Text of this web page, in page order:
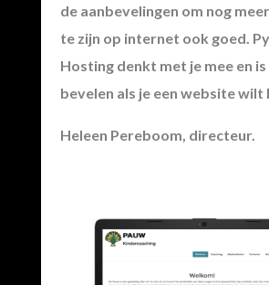
de aanbevelingen om nog
te zijn op internet ook goed.
Hosting denkt met je mee en
bevelen als je een website wilt
Heleen Pereboom, directeur.